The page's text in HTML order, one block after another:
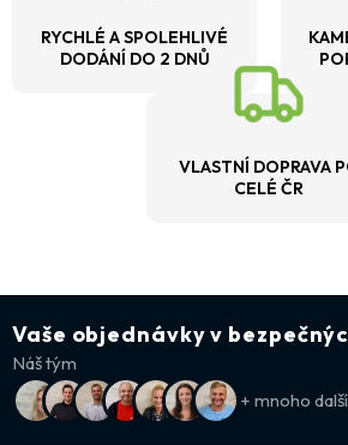
RYCHLÉ A SPOLEHLIVÉ
DODÁNÍ DO 2 DNŮ
VLASTNÍ DOPRAVA
CELÉ ČR
Vaše objednávky v
Náš tým
+ mnoho